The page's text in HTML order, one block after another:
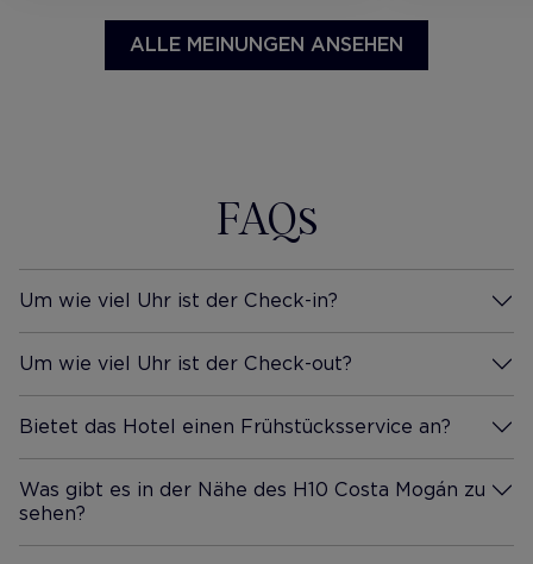
ALLE MEINUNGEN ANSEHEN
FAQs
Um wie viel Uhr ist der Check-in?
Mehr Infos
Um wie viel Uhr ist der Check-out?
Mehr Infos
Bietet das Hotel einen Frühstücksservice an?
Mehr Infos
Was gibt es in der Nähe des H10 Costa Mogán zu
sehen?
Mehr Infos